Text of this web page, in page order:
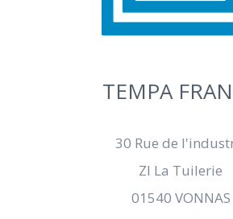
TEMPA
30 Rue de
ZI La Tuilerie
01540 VONNAS